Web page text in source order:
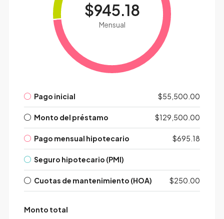
$945.18
Mensual
Pago inicial $55,500.00
Monto del préstamo $129,500.00
Pago mensual hipotecario $695.18
Seguro hipotecario (PMI)
Cuotas de mantenimiento (HOA) $250.00
Monto total